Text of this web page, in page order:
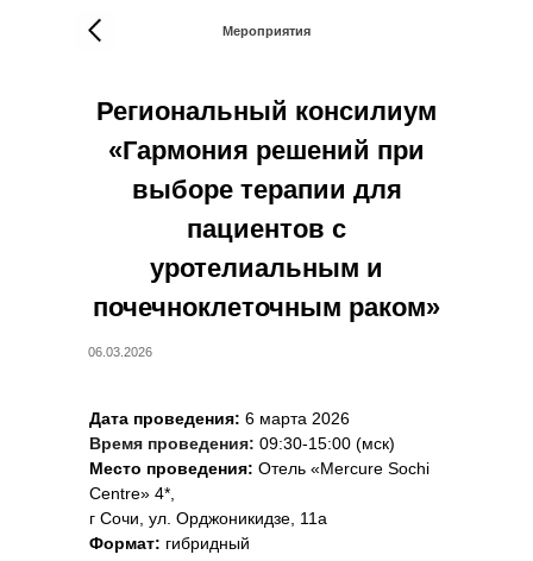
Мероприятия
Региональный консилиум
«Гармония решений при
выборе терапии для
пациентов с
уротелиальным и
почечноклеточным раком»
06.03.2026
Дата проведения: 6 марта 2026
Время проведения: 09:30-15:00 (мск)
Место проведения: Отель «Mercure Sochi
Centre» 4*,
г Сочи, ул. Орджоникидзе, 11а
Формат: гибридный